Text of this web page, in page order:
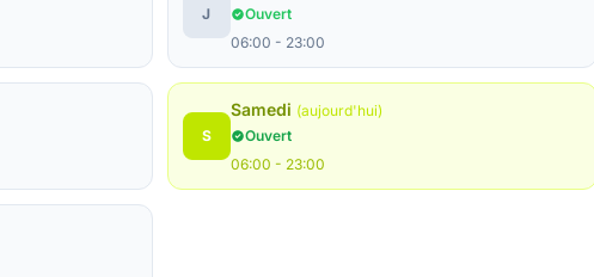
J
Ouvert
06:00 - 23:00
S
Samedi (aujourd'hui)
Ouvert
06:00 - 23:00